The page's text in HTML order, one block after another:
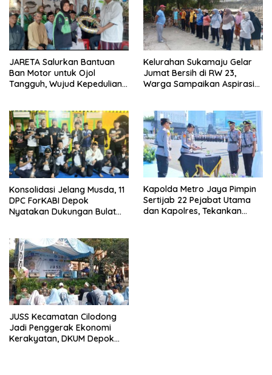
JARETA Salurkan Bantuan
Ban Motor untuk Ojol
Tangguh, Wujud Kepedulian
Kelurahan Sukamaju Gelar
Jumat Bersih di RW 23,
Warga Sampaikan Aspirasi
Konsolidasi Jelang Musda, 11
DPC ForKABI Depok
Nyatakan Dukungan Bulat
Kapolda Metro Jaya Pimpin
Sertijab 22 Pejabat Utama
dan Kapolres, Tekankan
JUSS Kecamatan Cilodong
Jadi Penggerak Ekonomi
Kerakyatan, DKUM Depok